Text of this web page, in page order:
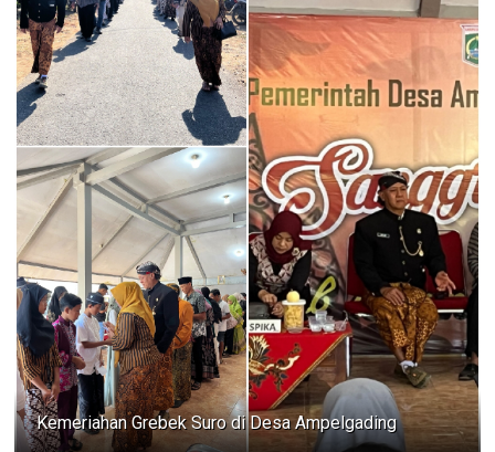
Kemeriahan Grebek Suro di Desa Ampelgading